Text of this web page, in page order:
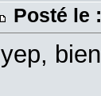
Posté le :
yep,